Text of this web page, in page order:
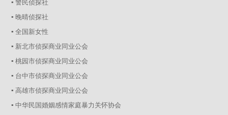
▪ 警民侦探社
▪ 晚晴侦探社
▪ 全国新女性
▪ 新北市侦探商业同业公会
▪ 桃园市侦探商业同业公会
▪ 台中市侦探商业同业公会
▪ 高雄市侦探商业同业公会
▪ 中华民国婚姻感情家庭暴力关怀协会